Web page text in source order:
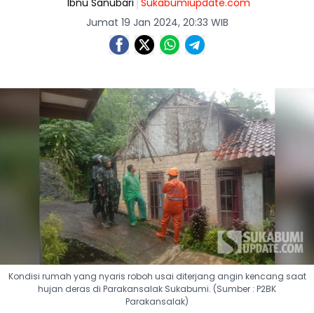
Ibnu Sanubari Sukabumiupdate.com
Jumat 19 Jan 2024, 20:33 WIB
Kondisi rumah yang nyaris roboh usai diterjang angin kencang saat
hujan deras di Parakansalak Sukabumi. (Sumber : P2BK
Parakansalak)